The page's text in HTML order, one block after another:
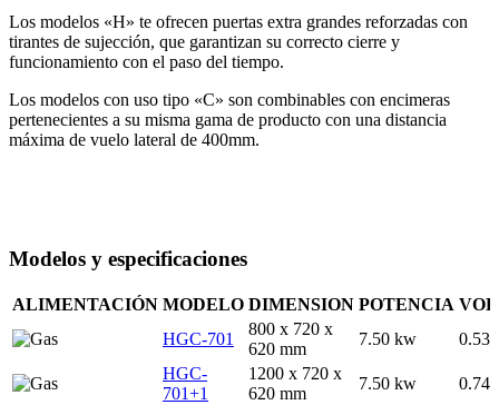
Los modelos «H» te ofrecen puertas extra grandes reforzadas con
tirantes de sujección, que garantizan su correcto cierre y
funcionamiento con el paso del tiempo.
Los modelos con uso tipo «C» son combinables con encimeras
pertenecientes a su misma gama de producto con una distancia
máxima de vuelo lateral de 400mm.
Modelos y especificaciones
ALIMENTACIÓN MODELO DIMENSION POTENCIA
HGC-701
800 x 720 x
620 mm
7.50 kw
0.53
HGC-
701+1
1200 x 720 x
620 mm
7.50 kw 0.74